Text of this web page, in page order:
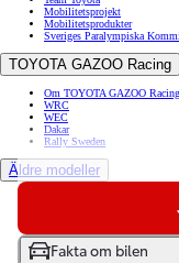
Fakta om bilen
Mobilitetsprojekt
Mobilitetsprodukter
Sveriges Paralympiska
TOYOTA GAZOO Racing
Om TOYOTA GAZOO Racing
WRC
WEC
Dakar
Rally Sweden
Äldre modeller
Toyota GT86
Toyota Avensis
Toyota Celica